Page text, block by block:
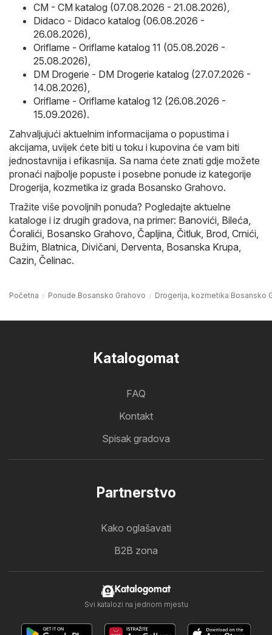
CM - CM katalog (07.08.2026 - 21.08.2026)
Didaco - Didaco katalog (06.08.2026 -
26.08.2026)
Oriflame - Oriflame katalog 11 (05.08.2026 -
25.08.2026)
DM Drogerie - DM Drogerie katalog (27.07.2026 -
14.08.2026)
Oriflame - Oriflame katalog 12 (26.08.2026 -
15.09.2026).
Zahvaljujući aktuelnim informacijama o popustima i
akcijama, uvijek ćete biti u toku i kupovina će vam biti
jednostavnija i efikasnija. Sa nama ćete znati gdje možete
pronaći najbolje popuste i posebne ponude iz kategorije
Drogerija, kozmetika iz grada Bosansko Grahovo.
Tražite više povoljnih ponuda? Pogledajte aktuelne
kataloge i iz drugih gradova, na primer: Banovići Bileća
Ćoralići Bosansko Grahovo Čapljina Čitluk Brod Crnići
Bužim Blatnica Divičani Derventa Bosanska Krupa
Cazin Čelinac.
Početna Ponude Bosansko Grahovo Drogerija, kozmetika Bosansko
Katalogomat
FAQ
Kontakt
Spisak gradova
Partnerstvo
Kako oglašavati
B2B zona
Katalogomat
Svi katalozi na jednom mjestu